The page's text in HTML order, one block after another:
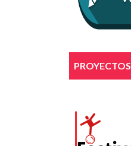
PROYECTOS